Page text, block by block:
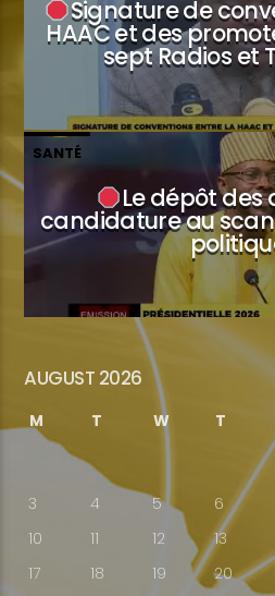
Signature de
HAAC et des
sept Radios et
SANTÉ
Le dépôt des
candidature au
AUGUST 2026
M T W T
3
4 5 6
10
11 12 13
17
18 19 20